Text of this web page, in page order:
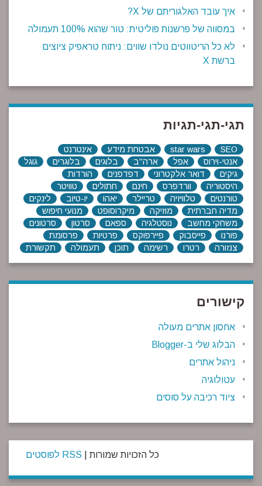
איך עובד האלגוריתם של X?
במסווה של פרשנות פוליטית: טור שהוא 100% תעמולה
לא כל הריטווטים נולדו שווים: ניתוח טראפיק ציוצים
ברשת X
תגי-תגי-תגיות
SEO
star wars אבטחת מידע
אינטרנט
אנטי-וירוס
אפל ארה"ב בלוגים בלוגרים
גוגל
גיקים
דואר אלקטרוני דפדפנים
הורדות
היסטוריה
וורדפרס חינם חתולים
טוויטר
טורנטים
טלוויזיה טריילר יאהו יו-טיוב
לינקים
מדיה חברתית
מוזיקה מיקרוסופט
מנועי חיפוש
משחקי מחשב
נוסטלגיה ספאם סרטון
סרטונים
פורנו
פייסבוק פיירפוקס פרטיות
פרסומת
צנזורה
רטרו רשימה תוכן תעמולה תקשורת
קישורים
אחסון אתרים מעולה
הבלוג שלי ב-Blogger
ניהול אתרים
עטולוגיה
ציוד רכיבה על סוסים
כל הזכויות שמורות | RSS לפוסטים